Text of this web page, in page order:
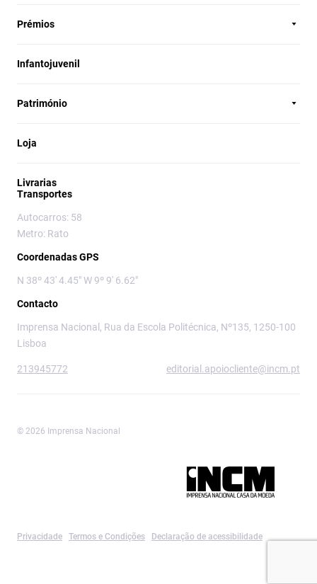
Prémios
Infantojuvenil
Património
Loja
Livrarias
Transportes
Autocarros: 58
Metro: Rato
Coordenadas GPS
N 38º 43' 4.45" W 9º 9' 6.62"
Contacto
Imprensa Nacional, Rua da Escola Politécnica, Nº135, 1250-100
Lisboa
213945772 editorial.apoiocliente@incm.pt
© 2026 Imprensa Nacional
Privacidade Termos e Condições Declaração de acessibilidade